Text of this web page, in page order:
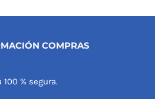
COMPRAS
100 % segura.